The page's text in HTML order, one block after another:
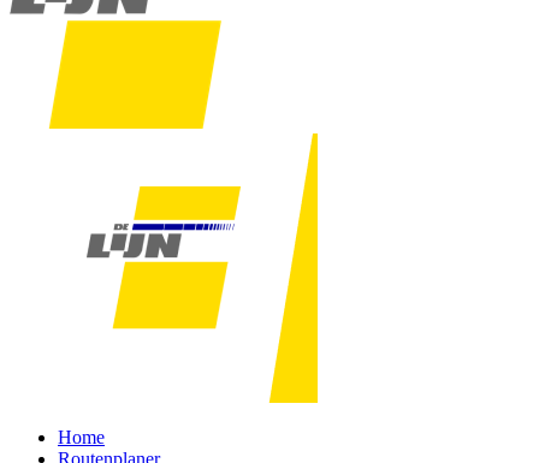
Home
Routenplaner